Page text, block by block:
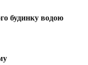
будинку водою